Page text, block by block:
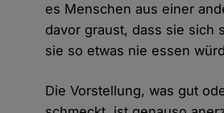
es Menschen aus einer
davor graust, dass sie sich
sie so etwas nie essen
Die Vorstellung, was gut